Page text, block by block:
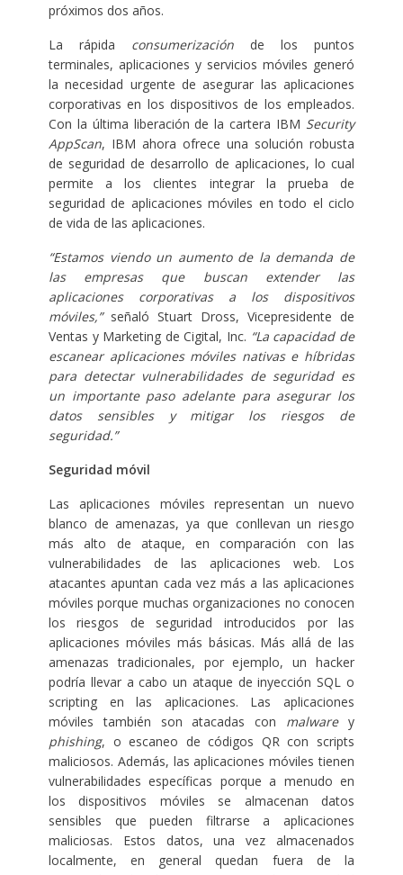
próximos dos años.
La rápida consumerizaciónde los puntos
terminales, aplicaciones y servicios móviles generó
la necesidad urgente de asegurar las aplicaciones
corporativas en los dispositivos de los empleados.
Con la última liberación de la cartera IBM Security
AppScan, IBM ahora ofrece una solución robusta
de seguridad de desarrollo de aplicaciones, lo cual
permite a los clientes integrar la prueba de
seguridad de aplicaciones móviles en todo el ciclo
de vida de las aplicaciones.
“Estamos viendo un aumento de la demanda de
las empresas que buscan extender las
aplicaciones corporativas a los dispositivos
móviles,” señaló Stuart Dross, Vicepresidente de
Ventas y Marketing de Cigital, Inc. “La capacidad de
escanear aplicaciones móviles nativas e híbridas
para detectar vulnerabilidades de seguridad es
un importante paso adelante para asegurar los
datos sensibles y mitigar los riesgos de
seguridad.”
Seguridad móvil
Las aplicaciones móviles representan un nuevo
blanco de amenazas, ya que conllevan un riesgo
más alto de ataque, en comparación con las
vulnerabilidades de las aplicaciones web. Los
atacantes apuntan cada vez más a las aplicaciones
móviles porque muchas organizaciones no conocen
los riesgos de seguridad introducidos por las
aplicaciones móviles más básicas. Más allá de las
amenazas tradicionales, por ejemplo, un hacker
podría llevar a cabo un ataque de inyección SQL o
scripting en las aplicaciones. Las aplicaciones
móviles también son atacadas con malwarey
phishing, o escaneo de códigos QR con scripts
maliciosos. Además, las aplicaciones móviles tienen
vulnerabilidades específicas porque a menudo en
los dispositivos móviles se almacenan datos
sensibles que pueden filtrarse a aplicaciones
maliciosas. Estos datos, una vez almacenados
localmente, en general quedan fuera de la